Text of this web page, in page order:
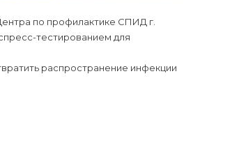
по профилактике СПИД г.
тестированием для
распространение инфекции